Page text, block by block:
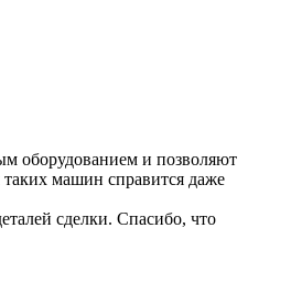
оборудованием и позволяют
машин справится даже
сделки. Спасибо, что